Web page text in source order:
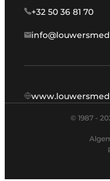
+32 50 36 81 70
© 1987 -